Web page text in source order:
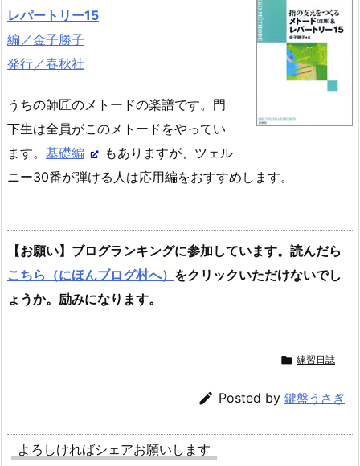
レパートリー15
編／金子勝子
発行／春秋社
うちの師匠のメトードの楽譜です。門
下生は全員がこのメトードをやってい
ます。 基礎編
もありますが、ツェル
ニー30番が弾ける人は応用編をおすすめします。
【お願い】ブログランキングに参加しています。読んだら
こちら（にほんブログ村へ） をクリックいただけないでし
ょうか。励みになります。
 練習日誌
 Posted by 鍵盤うさぎ
よろしければシェアお願いします